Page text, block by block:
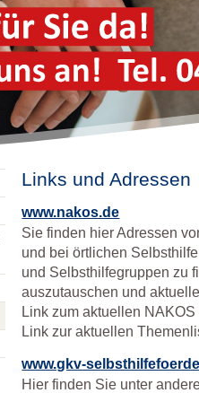
Links und Adressen
www.nakos.de
Sie finden hier Adressen
und bei örtlichen
und Selbsthilfegruppen zu
auszutauschen und
Link zum aktuellen
Link zur aktuellen
www.gkv-
Hier finden Sie unter